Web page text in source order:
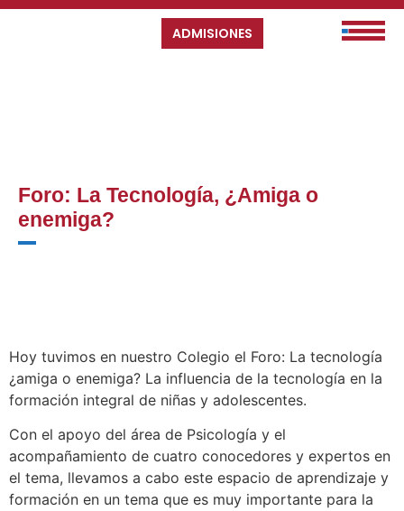
ADMISIONES
Foro: La Tecnología, ¿Amiga o
enemiga?
Hoy tuvimos en nuestro Colegio el Foro: La tecnología
¿amiga o enemiga? La influencia de la tecnología en la
formación integral de niñas y adolescentes.
Con el apoyo del área de Psicología y el
acompañamiento de cuatro conocedores y expertos en
el tema, llevamos a cabo este espacio de aprendizaje y
formación en un tema que es muy importante para la